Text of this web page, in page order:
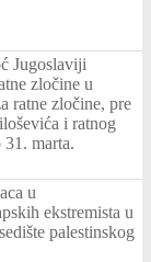
Jugoslaviji
zločine u
ratne zločine, pre
i ratnog
marta.
u
ekstremista u
palestinskog